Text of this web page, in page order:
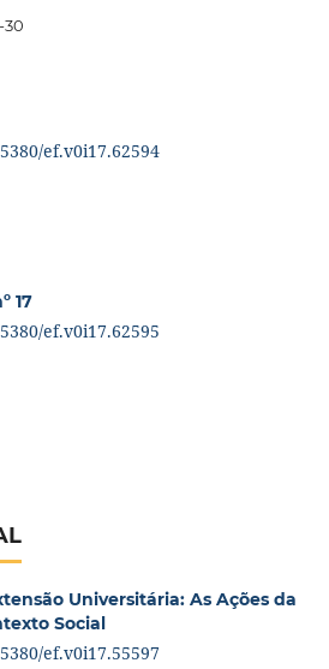
30
ef.v0i17.62594
17
ef.v0i17.62595
Universitária: As Ações da
Social
ef.v0i17.55597